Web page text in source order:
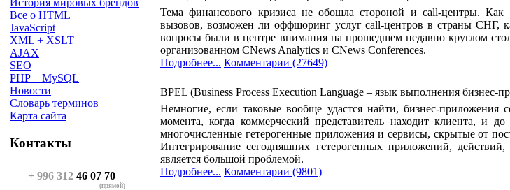
История мировых брендов
Все о HTML
JavaScript
XML + XSLT
AJAX
SEO
PHP + MySQL
Новости
Словарь терминов
Карта сайта
Контакты
+ 996 312 46 07 70
(прямой)
Тема финансового кризиса не обошла стороной и call-центры. Как
вызовов, возможен ли оффшоринг услуг call-центров в страны СНГ,
вопросы были в центре внимания на прошедшем недавно круглом
организованном CNews Analytics и CNews Conferences.
Подробнее... Комментарии (27649)
BPEL (Business Process Execution Language – язык выполнения бизнес-
Немногие, если таковые вообще удастся найти, бизнес-
момента, когда коммерческий представитель находит клиента, и
многочисленные гетерогенные приложения и сервисы, скрытые от
Интегрирование сегодняшних гетерогенных приложений,
является большой проблемой.
Подробнее... Комментарии (9801)